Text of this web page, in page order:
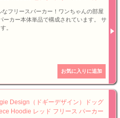
なフリースパーカー！ワンちゃんの部屋
ーカー本体単品で構成されています。 サ
。
Design（ドギーデザイン）ドッグ
Hoodie レッド フリース パーカー